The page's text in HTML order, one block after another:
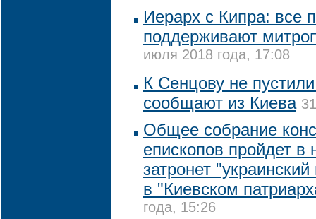
Иерарх с Кипра: все
поддерживают
июля 2018 года, 17:08
К Сенцову не
сообщают из Киева
Общее собрание
епископов пройдет в
затронет
в "Киевском
года, 15:26